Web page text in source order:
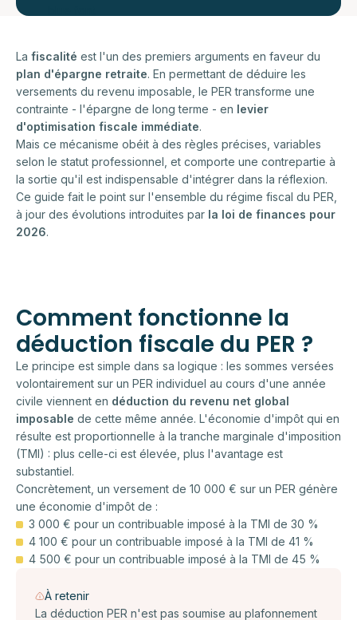
La fiscalité est l'un des premiers arguments en faveur du
plan d'épargne retraite. En permettant de déduire les
versements du revenu imposable, le PER transforme une
contrainte - l'épargne de long terme - en levier
d'optimisation fiscale immédiate.
Mais ce mécanisme obéit à des règles précises, variables
selon le statut professionnel, et comporte une contrepartie à
la sortie qu'il est indispensable d'intégrer dans la réflexion.
Ce guide fait le point sur l'ensemble du régime fiscal du PER,
à jour des évolutions introduites par la loi de finances pour
2026.
Comment fonctionne la
déduction fiscale du PER ?
Le principe est simple dans sa logique : les sommes versées
volontairement sur un PER individuel au cours d'une année
civile viennent en déduction du revenu net global
imposable de cette même année. L'économie d'impôt qui en
résulte est proportionnelle à la tranche marginale d'imposition
(TMI) : plus celle-ci est élevée, plus l'avantage est
substantiel.
Concrètement, un versement de 10 000 € sur un PER génère
une économie d'impôt de :
3 000 € pour un contribuable imposé à la TMI de 30 %
4 100 € pour un contribuable imposé à la TMI de 41 %
4 500 € pour un contribuable imposé à la TMI de 45 %
À retenir
La déduction PER n'est pas soumise au plafonnement